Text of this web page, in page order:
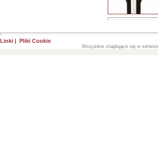
Linki | Pliki Cookie
Wszystkie znajdujące się w